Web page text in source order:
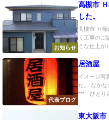
お知らせ
高槻市
した。
高槻市 Ｈ
く工事のご
うな仕上が
代表ブログ
居酒屋
イメージ写
た。 なかな
*** ひとり
東大阪市